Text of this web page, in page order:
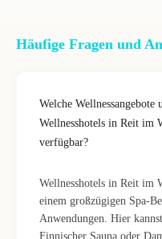
Häufige Fragen und
Welche
Wellnesshotels in Reit im
verfügbar?
Wellnesshotels in Reit im
einem großzügigen Spa-
Anwendungen. Hier
Finnischer Sauna oder